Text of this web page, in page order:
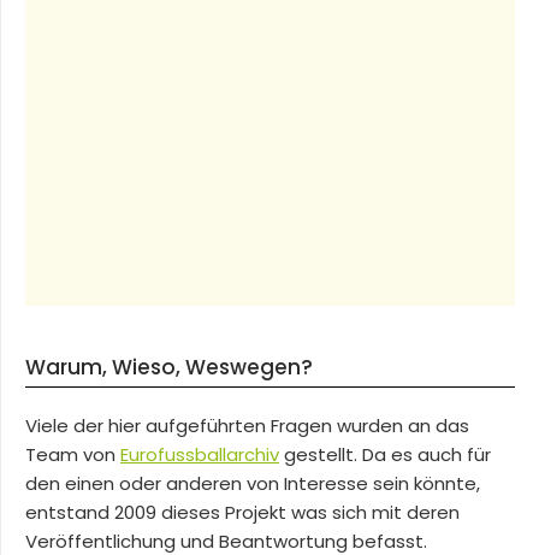
Warum, Wieso, Weswegen?
Viele der hier aufgeführten Fragen wurden an das
Team von Eurofussballarchivgestellt. Da es auch für
den einen oder anderen von Interesse sein könnte,
entstand 2009 dieses Projekt was sich mit deren
Veröffentlichung und Beantwortung befasst.